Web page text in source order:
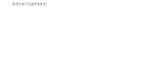
Advertisement